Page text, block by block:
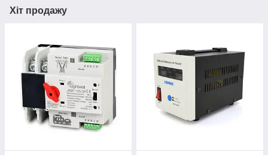
Хіт продажу